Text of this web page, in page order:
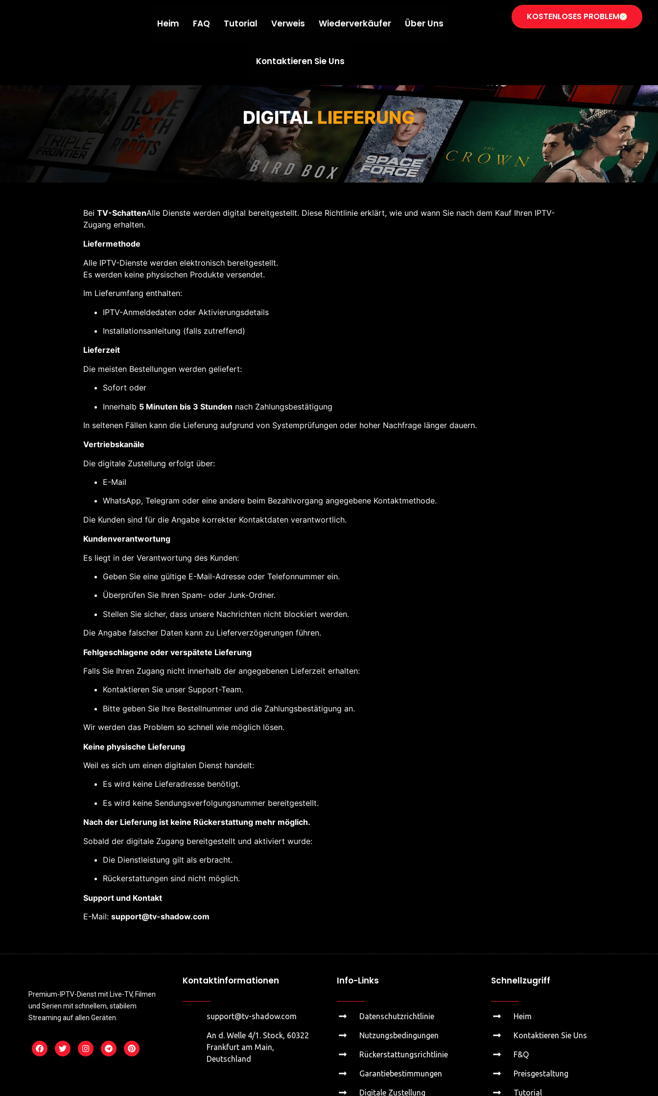
Heim FAQ Tutorial Verweis Wiederverkäufer Über Uns
Kontaktieren Sie Uns
KOSTENLOSES PROBLEM
DIGITAL LIEFERUNG
BeiTV-SchattenAlle Dienste werden digital bereitgestellt. Diese Richtlinie erklärt, wie und wann Sie nach dem Kauf Ihren IPTV-
Zugang erhalten.
Liefermethode
Alle IPTV-Dienste werden elektronisch bereitgestellt.
Es werden keine physischen Produkte versendet.
Im Lieferumfang enthalten:
IPTV-Anmeldedaten oder Aktivierungsdetails
Installationsanleitung (falls zutreffend)
Lieferzeit
Die meisten Bestellungen werden geliefert:
Sofort oder
Innerhalb 5 Minuten bis 3 Stunden nach Zahlungsbestätigung
In seltenen Fällen kann die Lieferung aufgrund von Systemprüfungen oder hoher Nachfrage länger dauern.
Vertriebskanäle
Die digitale Zustellung erfolgt über:
E-Mail
WhatsApp, Telegram oder eine andere beim Bezahlvorgang angegebene Kontaktmethode.
Die Kunden sind für die Angabe korrekter Kontaktdaten verantwortlich.
Kundenverantwortung
Es liegt in der Verantwortung des Kunden:
Geben Sie eine gültige E-Mail-Adresse oder Telefonnummer ein.
Überprüfen Sie Ihren Spam- oder Junk-Ordner.
Stellen Sie sicher, dass unsere Nachrichten nicht blockiert werden.
Die Angabe falscher Daten kann zu Lieferverzögerungen führen.
Fehlgeschlagene oder verspätete Lieferung
Falls Sie Ihren Zugang nicht innerhalb der angegebenen Lieferzeit erhalten:
Kontaktieren Sie unser Support-Team.
Bitte geben Sie Ihre Bestellnummer und die Zahlungsbestätigung an.
Wir werden das Problem so schnell wie möglich lösen.
Keine physische Lieferung
Weil es sich um einen digitalen Dienst handelt:
Es wird keine Lieferadresse benötigt.
Es wird keine Sendungsverfolgungsnummer bereitgestellt.
Nach der Lieferung ist keine Rückerstattung mehr möglich.
Sobald der digitale Zugang bereitgestellt und aktiviert wurde:
Die Dienstleistung gilt als erbracht.
Rückerstattungen sind nicht möglich.
Support und Kontakt
E-Mail:support@tv-shadow.com
Premium-IPTV-Dienst mit Live-TV, Filmen
und Serien mit schnellem, stabilem
Streaming auf allen Geräten.
Kontaktinformationen
support@tv-shadow.com
An d. Welle 4/1. Stock, 60322
Frankfurt am Main,
Deutschland
Info-Links
Datenschutzrichtlinie
Nutzungsbedingungen
Rückerstattungsrichtlinie
Garantiebestimmungen
Digitale Zustellung
Schnellzugriff
Heim
Kontaktieren Sie Uns
F&Q
Preisgestaltung
Tutorial